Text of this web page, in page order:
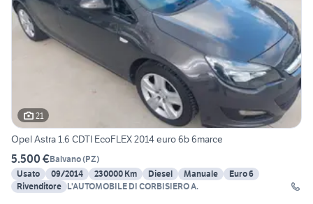
21
Opel Astra 1.6 CDTI EcoFLEX 2014 euro 6b 6marce
5.500 €Balvano(PZ)
Usato
09/2014 230000 Km Diesel Manuale
Euro 6
Rivenditore L'AUTOMOBILE DI CORBISIERO A.